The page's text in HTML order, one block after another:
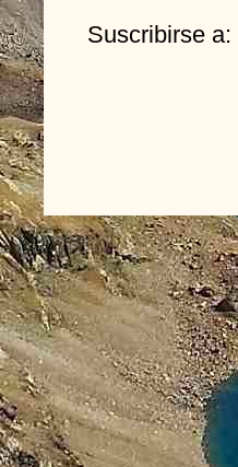
Suscribirse a: